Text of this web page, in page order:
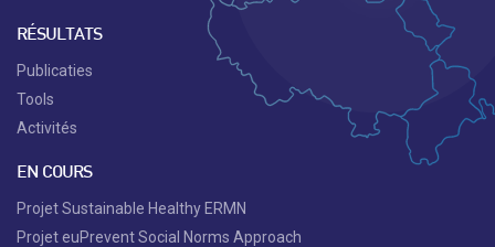
RÉSULTATS
Publicaties
Tools
Activités
EN COURS
Projet Sustainable Healthy ERMN
Projet euPrevent Social Norms Approach